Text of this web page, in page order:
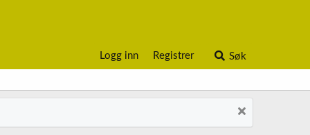
Logg inn Registrer Søk